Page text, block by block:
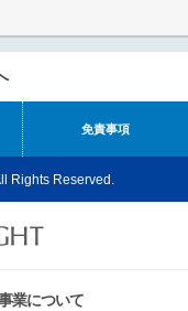
免責事項
Rights Reserved.
業について